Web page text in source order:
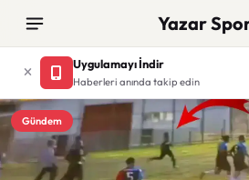
Yazar
Uygulamayı İndir
Haberleri anında takip edin
Gündem